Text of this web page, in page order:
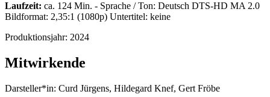
Laufzeit: ca. 124 Min. - Sprache / Ton: Deutsch DTS-HD MA 2.0
Bildformat: 2,35:1 (1080p) Untertitel: keine
Produktionsjahr: 2024
Mitwirkende
Darsteller*in: Curd Jürgens, Hildegard Knef, Gert Fröbe